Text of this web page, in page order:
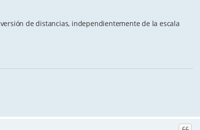
de distancias, independientemente de la escala